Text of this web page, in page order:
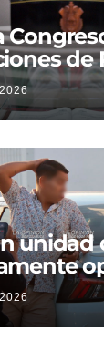
de
de dos
unidad
de